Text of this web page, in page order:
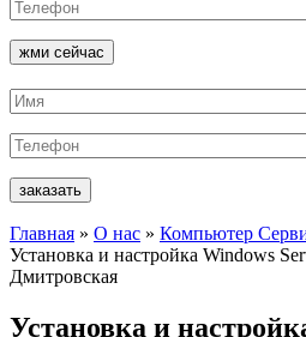
жми сейчас
заказать
Главная » О нас » Компьютер
Установка и настройка Windows
Дмитровская
Установка и